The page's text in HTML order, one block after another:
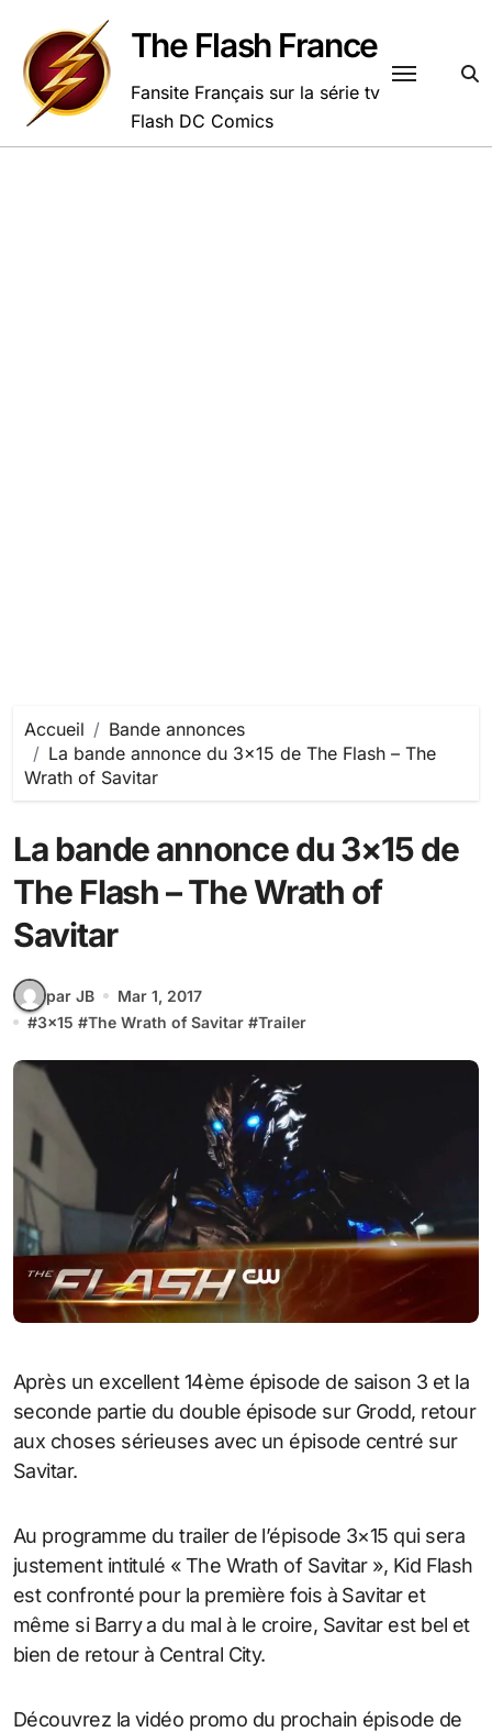
contenu
The Flash France
Fansite Français sur la série tv
Flash DC Comics
Accueil
Bande annonces
La bande annonce du 3×15 de The Flash – The
Wrath of Savitar
La bande annonce du 3×15 de
The Flash – The Wrath of
Savitar
par JB
Mar 1, 2017
#3x15 #The Wrath of Savitar #Trailer
Après un excellent 14ème épisode de saison 3 et la
seconde partie du double épisode sur Grodd, retour
aux choses sérieuses avec un épisode centré sur
Savitar.
Au programme du trailer de l’épisode 3×15 qui sera
justement intitulé « The Wrath of Savitar », Kid Flash
est confronté pour la première fois à Savitar et
même si Barry a du mal à le croire, Savitar est bel et
bien de retour à Central City.
Découvrez la vidéo promo du prochain épisode de